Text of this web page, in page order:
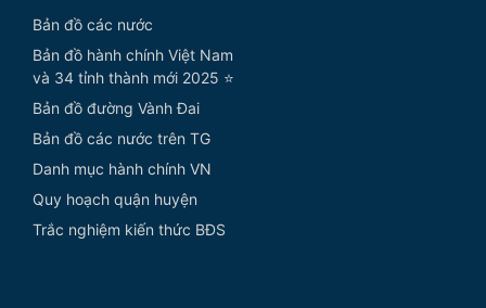
Bản đồ các nước
Bản đồ hành chính Việt Nam
và 34 tỉnh thành mới 2025 ⭐
Bản đồ đường Vành Đai
Bản đồ các nước trên TG
Danh mục hành chính VN
Quy hoạch quận huyện
Trắc nghiệm kiến thức BĐS